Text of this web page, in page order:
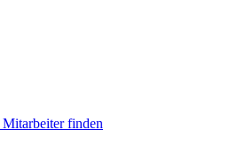
Mitarbeiterfinden